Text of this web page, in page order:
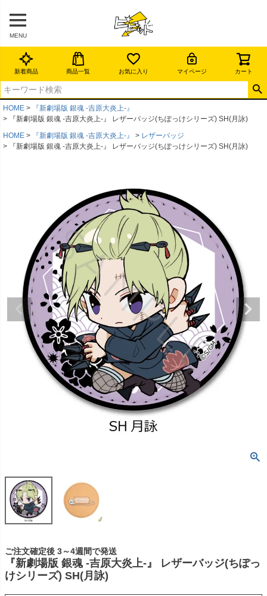
MENU
新着商品 商品一覧 お気に入り マイページ カート
HOME
『新劇場版 銀魂 -吉原大炎上-』
『新劇場版 銀魂 -吉原大炎上-』 レザーバッジ(ちぽっけシリーズ) SH(月詠)
HOME
『新劇場版 銀魂 -吉原大炎上-』
レザーバッジ
『新劇場版 銀魂 -吉原大炎上-』 レザーバッジ(ちぽっけシリーズ) SH(月詠)
ご注文確定後 3～4週間で発送
『新劇場版 銀魂 -吉原大炎上-』 レザーバッジ(ちぽっ
けシリーズ) SH(月詠)